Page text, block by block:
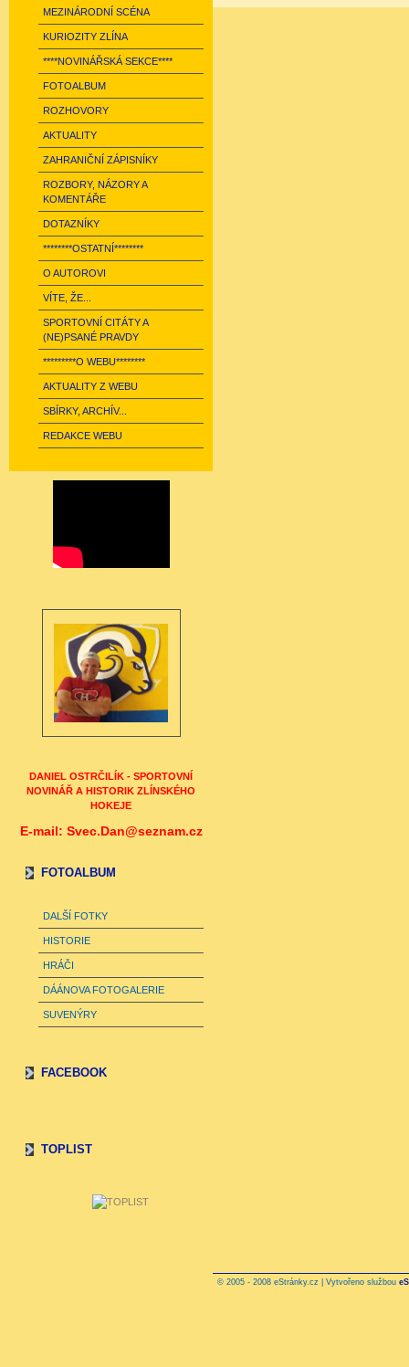
MEZINÁRODNÍ SCÉNA
KURIOZITY ZLÍNA
****NOVINÁŘSKÁ SEKCE****
FOTOALBUM
ROZHOVORY
AKTUALITY
ZAHRANIČNÍ ZÁPISNÍKY
ROZBORY, NÁZORY A
KOMENTÁŘE
DOTAZNÍKY
********OSTATNÍ********
O AUTOROVI
VÍTE, ŽE...
SPORTOVNÍ CITÁTY A
(NE)PSANÉ PRAVDY
*********O WEBU********
AKTUALITY Z WEBU
SBÍRKY, ARCHÍV...
REDAKCE WEBU
DANIEL OSTRČILÍK - SPORTOVNÍ
NOVINÁŘ A HISTORIK ZLÍNSKÉHO
HOKEJE
E-mail: Svec.Dan@seznam.cz
FOTOALBUM
DALŠÍ FOTKY
HISTORIE
HRÁČI
DÁÁNOVA FOTOGALERIE
SUVENÝRY
FACEBOOK
TOPLIST
© 2005 - 2008 eStránky.cz | Vytvořeno službou